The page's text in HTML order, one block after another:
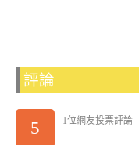
評論
5 1位網友投票評論